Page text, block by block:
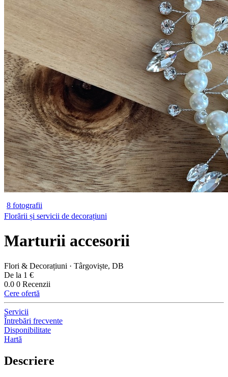
8 fotografii
Florării și servicii de decorațiuni
Marturii accesorii
Flori & Decorațiuni · Târgoviște, DB
De la 1 €
0.0 0 Recenzii
Cere ofertă
Servicii
Întrebări frecvente
Disponibilitate
Hartă
Descriere